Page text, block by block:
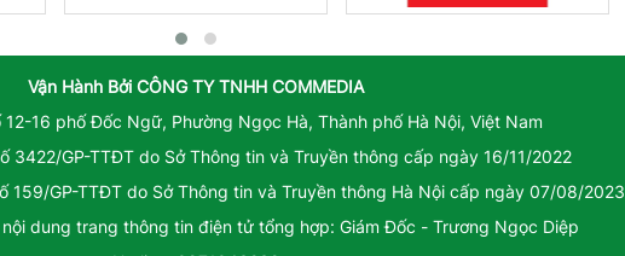
Vận Hành Bởi CÔNG TY TNHH COMMEDIA
12-16 phố Đốc Ngữ, Phường Ngọc Hà, Thành phố Hà Nội, Việt Nam
3422/GP-TTĐT do Sở Thông tin và Truyền thông cấp ngày 16/11/2022
159/GP-TTĐT do Sở Thông tin và Truyền thông Hà Nội cấp ngày 07/08/2023
dung trang thông tin điện tử tổng hợp: Giám Đốc - Trương Ngọc Diệp